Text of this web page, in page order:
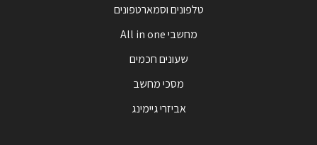
טלפונים וסמארטפונים
מחשבי All in one
שעונים חכמים
מסכי מחשב
אביזרי גיימינג